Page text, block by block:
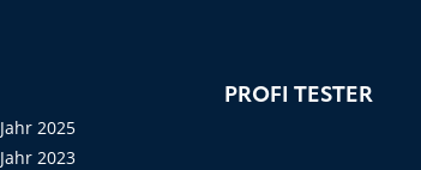
Jahr 2025
Jahr 2023
PROFI TESTER